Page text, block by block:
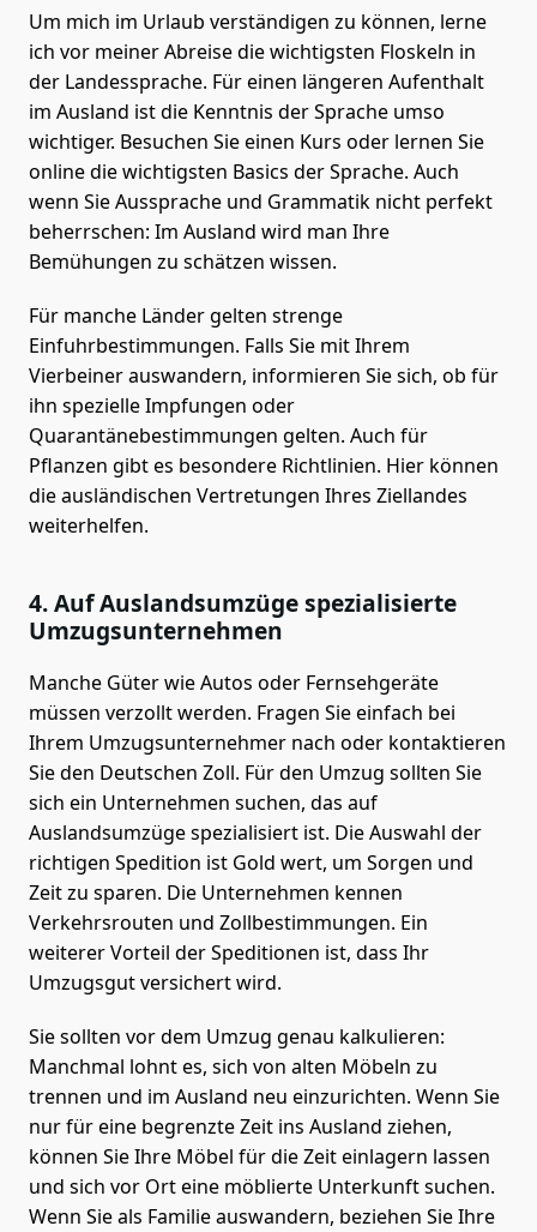
Um mich im Urlaub verständigen zu können, lerne
ich vor meiner Abreise die wichtigsten Floskeln in
der Landessprache. Für einen längeren Aufenthalt
im Ausland ist die Kenntnis der Sprache umso
wichtiger. Besuchen Sie einen Kurs oder lernen Sie
online die wichtigsten Basics der Sprache. Auch
wenn Sie Aussprache und Grammatik nicht perfekt
beherrschen: Im Ausland wird man Ihre
Bemühungen zu schätzen wissen.
Für manche Länder gelten strenge
Einfuhrbestimmungen. Falls Sie mit Ihrem
Vierbeiner auswandern, informieren Sie sich, ob für
ihn spezielle Impfungen oder
Quarantänebestimmungen gelten. Auch für
Pflanzen gibt es besondere Richtlinien. Hier können
die ausländischen Vertretungen Ihres Ziellandes
weiterhelfen.
4. Auf Auslandsumzüge spezialisierte
Umzugsunternehmen
Manche Güter wie Autos oder Fernsehgeräte
müssen verzollt werden. Fragen Sie einfach bei
Ihrem Umzugsunternehmer nach oder kontaktieren
Sie den Deutschen Zoll. Für den Umzug sollten Sie
sich ein Unternehmen suchen, das auf
Auslandsumzüge spezialisiert ist. Die Auswahl der
richtigen Spedition ist Gold wert, um Sorgen und
Zeit zu sparen. Die Unternehmen kennen
Verkehrsrouten und Zollbestimmungen. Ein
weiterer Vorteil der Speditionen ist, dass Ihr
Umzugsgut versichert wird.
Sie sollten vor dem Umzug genau kalkulieren:
Manchmal lohnt es, sich von alten Möbeln zu
trennen und im Ausland neu einzurichten. Wenn Sie
nur für eine begrenzte Zeit ins Ausland ziehen,
können Sie Ihre Möbel für die Zeit einlagern lassen
und sich vor Ort eine möblierte Unterkunft suchen.
Wenn Sie als Familie auswandern, beziehen Sie Ihre